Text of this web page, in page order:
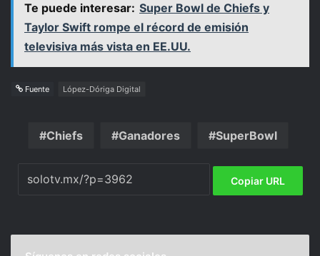
Te puede interesar: Super Bowl de Chiefs y
Taylor Swift rompe el récord de emisión
televisiva más vista en EE.UU.
Fuente López-Dóriga Digital
Chiefs Ganadores SuperBowl
Copiar URL